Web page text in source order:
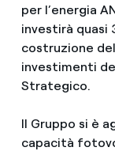
per l’energia
investirà quasi
costruzione
investimenti
Strategico.
Il Gruppo si è
capacità